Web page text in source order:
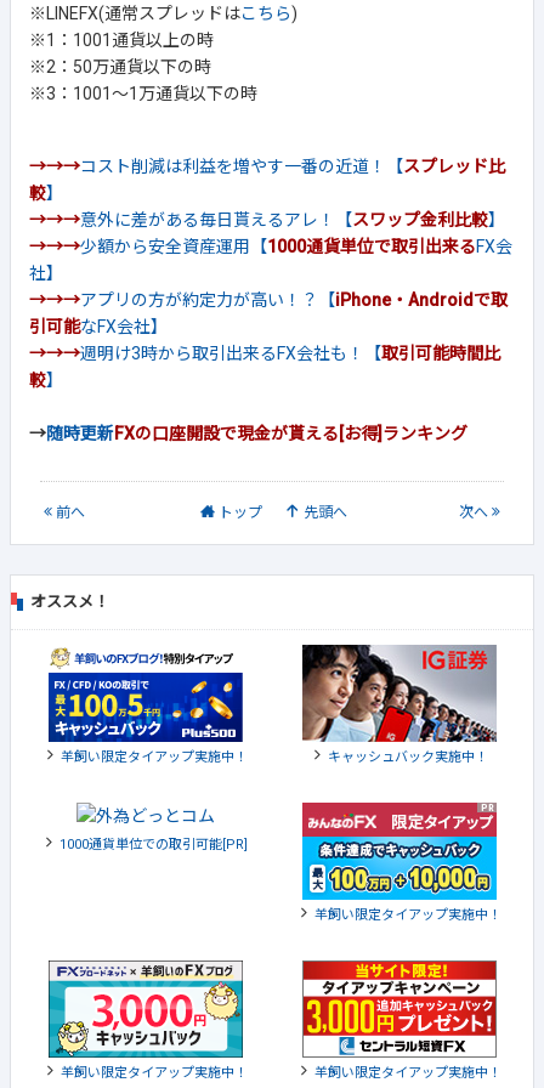
※LINEFX(通常スプレッドはこちら)
※1：1001通貨以上の時
※2：50万通貨以下の時
※3：1001～1万通貨以下の時
→→→コスト削減は利益を増やす一番の近道！【スプレッド比
較】
→→→意外に差がある毎日貰えるアレ！【スワップ金利比較】
→→→少額から安全資産運用【1000通貨単位で取引出来るFX会
社】
→→→アプリの方が約定力が高い！？【iPhone・Androidで取
引可能なFX会社】
→→→週明け3時から取引出来るFX会社も！【取引可能時間比
較】
→随時更新FXの口座開設で現金が貰える[お得]ランキング
前へ トップ 先頭へ 次へ
オススメ！
羊飼い限定タイアップ実施中！ キャッシュバック実施中！
1000通貨単位での取引可能[PR]
羊飼い限定タイアップ実施中！
羊飼い限定タイアップ実施中！ 羊飼い限定タイアップ実施中！